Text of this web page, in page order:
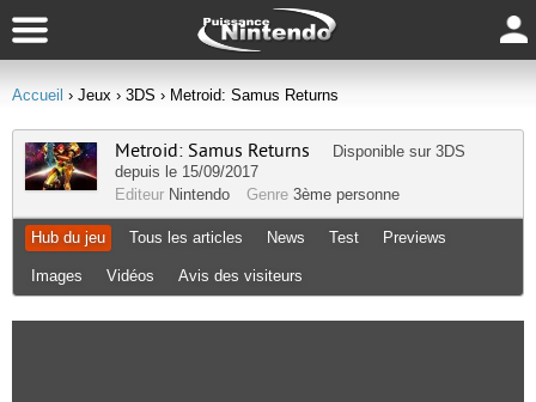
Accueil › Jeux › 3DS › Metroid: Samus Returns
Metroid: Samus Returns Disponible sur 3DS
depuis le 15/09/2017
Editeur Nintendo Genre 3ème personne
Hub du jeu Tous les articles News Test Previews
Images Vidéos Avis des visiteurs